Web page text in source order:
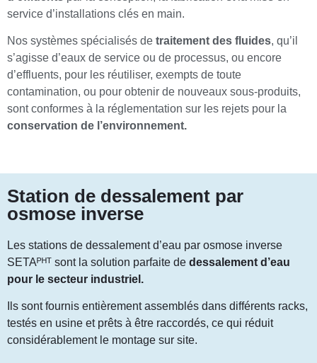
service d’installations clés en main.
Nos systèmes spécialisés de traitement des fluides, qu’il
s’agisse d’eaux de service ou de processus, ou encore
d’effluents, pour les réutiliser, exempts de toute
contamination, ou pour obtenir de nouveaux sous-produits,
sont conformes à la réglementation sur les rejets pour la
conservation de l’environnement.
Station de dessalement par
osmose inverse
Les stations de dessalement d’eau par osmose inverse
SETAᴾᴴᵀ sont la solution parfaite de dessalement d’eau
pour le secteur industriel.
Ils sont fournis entièrement assemblés dans différents racks,
testés en usine et prêts à être raccordés, ce qui réduit
considérablement le montage sur site.